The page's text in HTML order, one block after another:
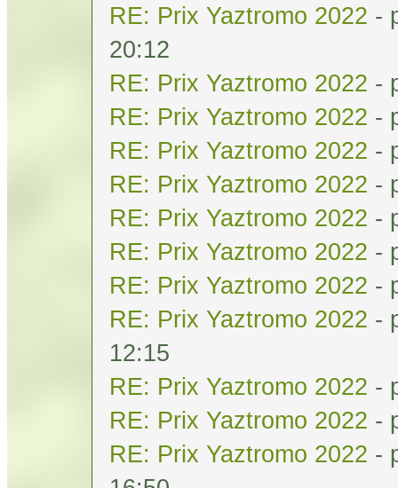
RE: Prix Yaztromo 2022 -
20:12
RE: Prix Yaztromo 2022 -
RE: Prix Yaztromo 2022 -
RE: Prix Yaztromo 2022 -
RE: Prix Yaztromo 2022 -
RE: Prix Yaztromo 2022 -
RE: Prix Yaztromo 2022 -
RE: Prix Yaztromo 2022 -
RE: Prix Yaztromo 2022 -
12:15
RE: Prix Yaztromo 2022 -
RE: Prix Yaztromo 2022 -
RE: Prix Yaztromo 2022 -